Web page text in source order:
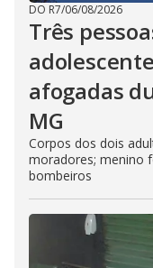
DO R7/06/08/2026
Três
afogadas
MG
Corpos dos dois
moradores; menino
bombeiros